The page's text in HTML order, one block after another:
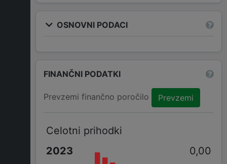
OSNOVNI PODACI
FINANČNI PODATKI
Prevzemi finančno poročilo Prevzemi
Celotni prihodki
0,00